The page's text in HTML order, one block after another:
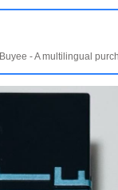
Buyee - A multilingual